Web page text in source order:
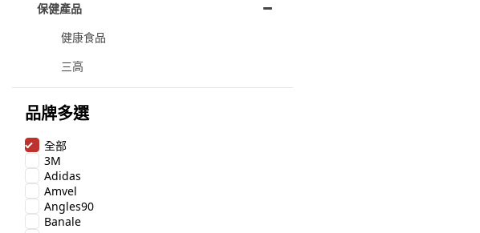
保健產品
健康食品
三高
品牌多選
全部
3M
Adidas
Amvel
Angles90
Banale